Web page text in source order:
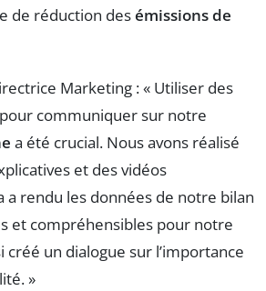
de réduction desémissions de
Marketing : « Utiliser des
communiquer sur notre
a été crucial. Nous avons réalisé
et des vidéos
a rendu les données de notre bilan
et compréhensibles pour notre
créé un dialogue sur l’importance
»